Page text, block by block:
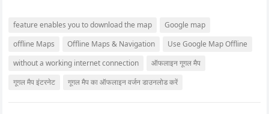
feature enables you to download the map
Google map
offline Maps
Offline Maps & Navigation
Use Google Map Offline
without a working internet connection
ऑफलाइन गूगल मैप
गूगल मैप इंटरनेट
गूगल मैप का ऑफलाइन वर्जन डाउनलोड करें